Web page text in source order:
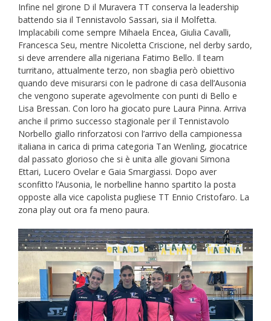
Infine nel girone D il Muravera TT conserva la leadership
battendo sia il Tennistavolo Sassari, sia il Molfetta.
Implacabili come sempre Mihaela Encea, Giulia Cavalli,
Francesca Seu, mentre Nicoletta Criscione, nel derby sardo,
si deve arrendere alla nigeriana Fatimo Bello. Il team
turritano, attualmente terzo, non sbaglia però obiettivo
quando deve misurarsi con le padrone di casa dell’Ausonia
che vengono superate agevolmente con punti di Bello e
Lisa Bressan. Con loro ha giocato pure Laura Pinna. Arriva
anche il primo successo stagionale per il Tennistavolo
Norbello giallo rinforzatosi con l’arrivo della campionessa
italiana in carica di prima categoria Tan Wenling, giocatrice
dal passato glorioso che si è unita alle giovani Simona
Ettari, Lucero Ovelar e Gaia Smargiassi. Dopo aver
sconfitto l’Ausonia, le norbelline hanno spartito la posta
opposte alla vice capolista pugliese TT Ennio Cristofaro. La
zona play out ora fa meno paura.